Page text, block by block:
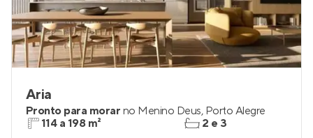
Aria
Pronto para morar no Menino Deus, Porto Alegre
114 a 198 m²
2 e 3